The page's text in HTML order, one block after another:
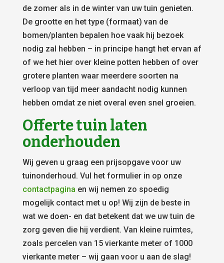
de zomer als in de winter van uw tuin genieten.
De grootte en het type (formaat) van de
bomen/planten bepalen hoe vaak hij bezoek
nodig zal hebben – in principe hangt het ervan af
of we het hier over kleine potten hebben of over
grotere planten waar meerdere soorten na
verloop van tijd meer aandacht nodig kunnen
hebben omdat ze niet overal even snel groeien.
Offerte tuin laten
onderhouden
Wij geven u graag een prijsopgave voor uw
tuinonderhoud. Vul het formulier in op onze
contactpagina en wij nemen zo spoedig
mogelijk contact met u op! Wij zijn de beste in
wat we doen- en dat betekent dat we uw tuin de
zorg geven die hij verdient. Van kleine ruimtes,
zoals percelen van 15 vierkante meter of 1000
vierkante meter – wij gaan voor u aan de slag!